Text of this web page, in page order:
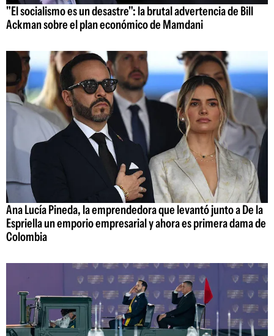
"El socialismo es un desastre": la brutal advertencia de Bill
Ackman sobre el plan económico de Mamdani
Ana Lucía Pineda, la emprendedora que levantó junto a De la
Espriella un emporio empresarial y ahora es primera dama de
Colombia